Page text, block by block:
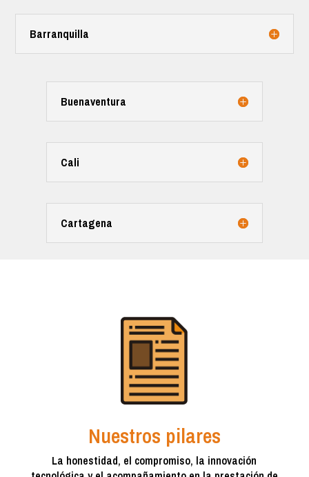
Barranquilla
Buenaventura
Cali
Cartagena
Nuestros pilares
La honestidad, el compromiso, la innovación